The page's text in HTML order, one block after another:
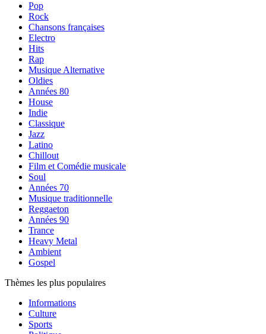
Pop
Rock
Chansons françaises
Electro
Hits
Rap
Musique Alternative
Oldies
Années 80
House
Indie
Classique
Jazz
Latino
Chillout
Film et Comédie musicale
Soul
Années 70
Musique traditionnelle
Reggaeton
Années 90
Trance
Heavy Metal
Ambient
Gospel
Thèmes les plus populaires
Informations
Culture
Sports